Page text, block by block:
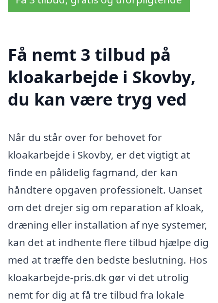
Få nemt 3 tilbud på
kloakarbejde i Skovby,
du kan være tryg ved
Når du står over for behovet for
kloakarbejde i Skovby, er det vigtigt at
finde en pålidelig fagmand, der kan
håndtere opgaven professionelt. Uanset
om det drejer sig om reparation af kloak,
dræning eller installation af nye systemer,
kan det at indhente flere tilbud hjælpe dig
med at træffe den bedste beslutning. Hos
kloakarbejde-pris.dk gør vi det utrolig
nemt for dig at få tre tilbud fra lokale